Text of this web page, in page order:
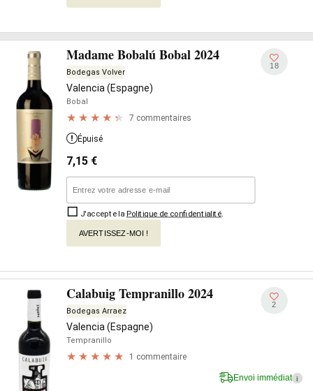
Madame Bobalú Bobal 2024
Bodegas Volver
Valencia (Espagne)
Bobal
7 commentaires
18
Épuisé
7,15 €
J'accepte la Politique de confidentialité
AVERTISSEZ-MOI !
Calabuig Tempranillo 2024
Bodegas Arraez
Valencia (Espagne)
Tempranillo
1 commentaire
2
Envoi immédiat i